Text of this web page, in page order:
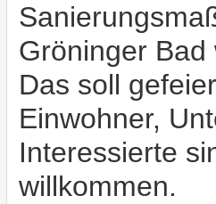
Gröninger
Das soll
Einwohner,
Interessierte
willkommen.